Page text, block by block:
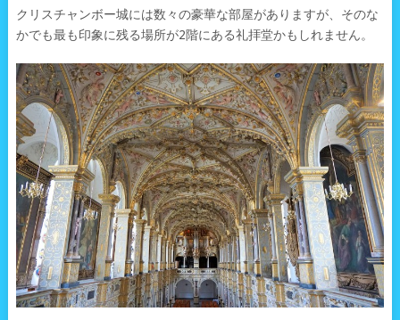
クリスチャンボー城には数々の豪華な部屋がありますが、そのな
かでも最も印象に残る場所が2階にある礼拝堂かもしれません。